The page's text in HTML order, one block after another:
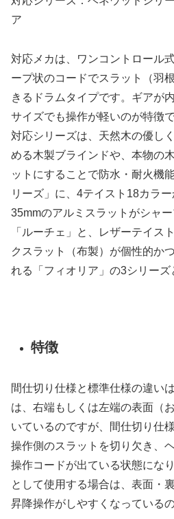
ア
対応メカは、ワンコントロール
ープ状のコードでスラット（羽
きるドラムタイプです。ギアが
サイズでも操作が軽いのが特徴で
対応シリーズは、天然木の優し
める木製ブラインドや、本物の
ットにすることで防水・耐火機
リーズ」に、4テイスト18カラ
35mmのアルミスラットがシャ
「ルーチェ」と、レザーテイス
クスラット（布製）が個性的か
れる「フィオリア」の3シリーズ
特徴
間仕切り仕様と標準仕様の違い
は、右端もしくは左端の表面（
いているのですが、間仕切り仕
操作側のスラットを切り欠き、
操作コードが出ている状態にな
として使用する場合は、表面・
昇降操作がしやすくなっている